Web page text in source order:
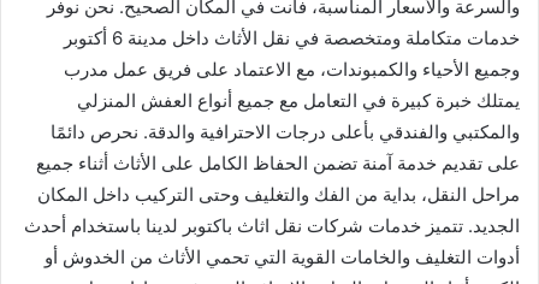
والسرعة والأسعار المناسبة، فأنت في المكان الصحيح. نحن نوفر
خدمات متكاملة ومتخصصة في نقل الأثاث داخل مدينة 6 أكتوبر
وجميع الأحياء والكمبوندات، مع الاعتماد على فريق عمل مدرب
يمتلك خبرة كبيرة في التعامل مع جميع أنواع العفش المنزلي
والمكتبي والفندقي بأعلى درجات الاحترافية والدقة. نحرص دائمًا
على تقديم خدمة آمنة تضمن الحفاظ الكامل على الأثاث أثناء جميع
مراحل النقل، بداية من الفك والتغليف وحتى التركيب داخل المكان
الجديد. تتميز خدمات شركات نقل اثاث باكتوبر لدينا باستخدام أحدث
أدوات التغليف والخامات القوية التي تحمي الأثاث من الخدوش أو